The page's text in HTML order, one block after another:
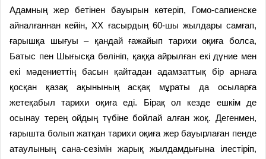
Адамның жер бетінен бауырын көтеріп, Гомо-сапиенске
айналғаннан кейін, ХХ ғасырдың 60-шы жылдары самғап,
ғарышқа шығуы – қандай ғажайып тарихи оқиға болса,
Батыс пен Шығысқа бөлініп, қаққа айрылған екі дүние мен
екі мәдениеттің басын қайтадан адамзаттық бір арнаға
қосқан қазақ ақынының асқақ мұраты да осыларға
жетеқабыл тарихи оқиға еді. Бірақ ол кезде ешкім де
осынау терең ойдың түбіне бойлай алған жоқ. Дегенмен,
ғарышта болып жатқан тарихи оқиға жер бауырлаған пенде
атаулының сана-сезімін жарық жылдамдығына ілестіріп,